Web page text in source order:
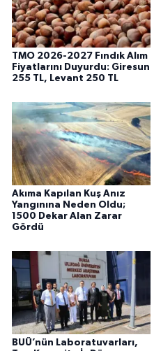
TMO 2026-2027 Fındık Alım
Fiyatlarını Duyurdu: Giresun
255 TL, Levant 250 TL
Akıma Kapılan Kuş Anız
Yangınına Neden Oldu;
1500 Dekar Alan Zarar
Gördü
BUÜ’nün Laboratuvarları,